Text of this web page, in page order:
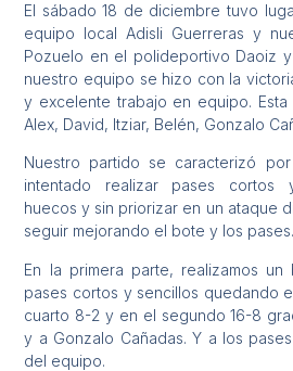
El sábado 18 de diciembre tuvo
equipo local Adisli Guerreras y
Pozuelo en el polideportivo Daoiz
nuestro equipo se hizo con la
y excelente trabajo en equipo.
Alex, David, Itziar, Belén, Gonzalo
Nuestro partido se caracterizó
intentado realizar pases cortos
huecos y sin priorizar en un ataque
seguir mejorando el bote y los pases.
En la primera parte, realizamos un
pases cortos y sencillos quedando
cuarto 8-2 y en el segundo 16-8
y a Gonzalo Cañadas. Y a los
del equipo.